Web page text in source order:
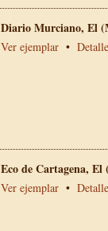
Diario Murciano, El
Ver ejemplar •
Eco de Cartagena, El
Ver ejemplar •